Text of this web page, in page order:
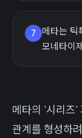
7
메타는 틱
모네타이
메타의 '시리즈'
관계를 형성하